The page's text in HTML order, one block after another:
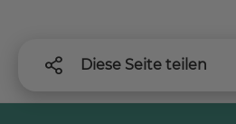
Diese Seite teilen